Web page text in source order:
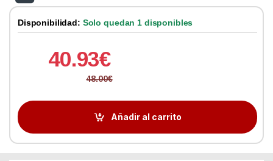
Disponibilidad: Solo quedan 1 disponibles
40.93€
48.00€
Añadir al carrito